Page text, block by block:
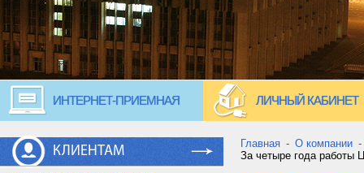
ИНТЕРНЕТ-ПРИЕМНАЯ ЛИЧНЫЙ КАБИНЕТ
КЛИЕНТАМ
Главная - О компании -
За четыре года работы